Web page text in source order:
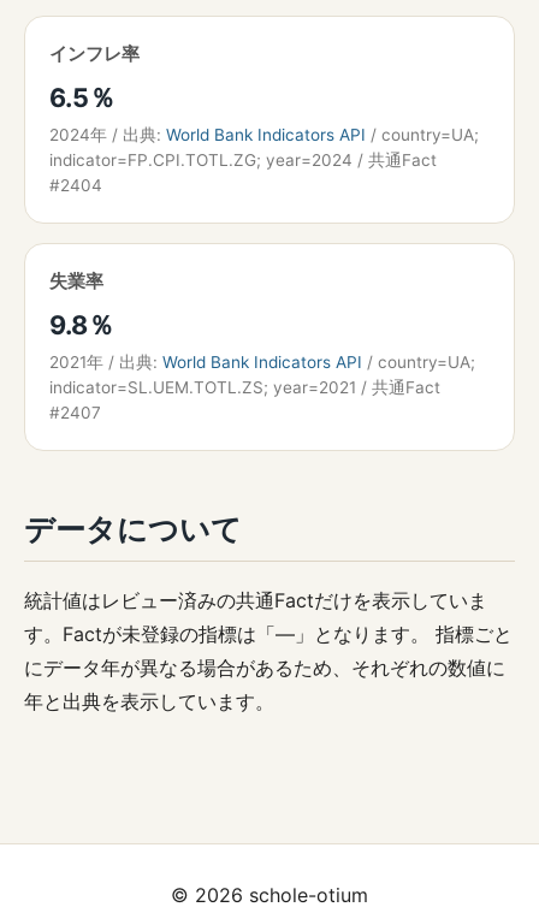
インフレ率
6.5％
2024年 / 出典: World Bank Indicators API / country=UA;
indicator=FP.CPI.TOTL.ZG; year=2024 / 共通Fact
#2404
失業率
9.8％
2021年 / 出典: World Bank Indicators API / country=UA;
indicator=SL.UEM.TOTL.ZS; year=2021 / 共通Fact
#2407
データについて
統計値はレビュー済みの共通Factだけを表示していま
す。Factが未登録の指標は「—」となります。 指標ごと
にデータ年が異なる場合があるため、それぞれの数値に
年と出典を表示しています。
© 2026 schole-otium